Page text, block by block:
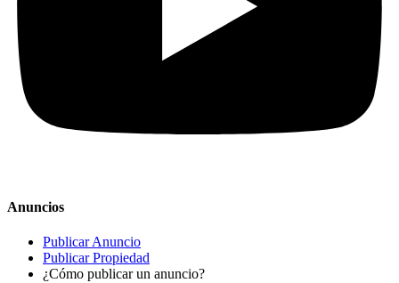
Anuncios
Publicar Anuncio
Publicar Propiedad
¿Cómo publicar un anuncio?